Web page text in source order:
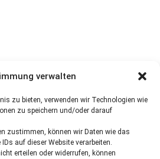
verwalten
zu bieten, verwenden wir Technologien wie
zu speichern und/oder darauf
zustimmen, können wir Daten wie das
auf dieser Website verarbeiten.
erteilen oder widerrufen, können